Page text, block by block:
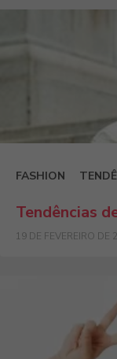
FASHION
Tendências
19 DE FEVEREIRO DE